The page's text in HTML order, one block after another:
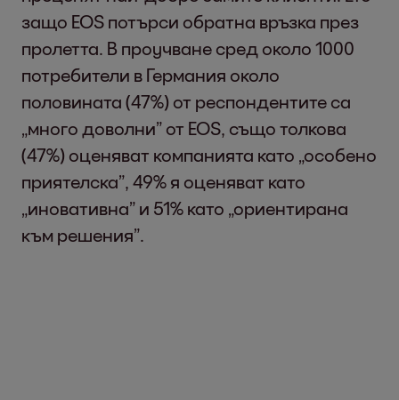
защо EOS потърси обратна връзка през
пролетта. В проучване сред около 1000
потребители в Германия около
половината (47%) от респондентите са
„много доволни” от EOS, също толкова
(47%) оценяват компанията като „особено
приятелска”, 49% я оценяват като
„иновативна” и 51% като „ориентирана
към решения”.